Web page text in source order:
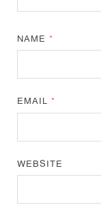
NAME*
EMAIL*
WEBSITE